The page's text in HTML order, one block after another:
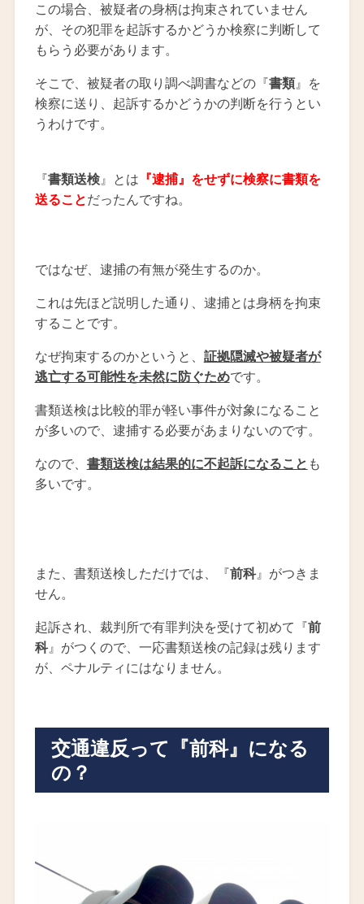
この場合、被疑者の身柄は拘束されていません
が、その犯罪を起訴するかどうか検察に判断して
もらう必要があります。
そこで、被疑者の取り調べ調書などの『書類』を
検察に送り、起訴するかどうかの判断を行うとい
うわけです。
『書類送検』とは 『逮捕』をせずに検察に書類を
送ることだったんですね。
ではなぜ、逮捕の有無が発生するのか。
これは先ほど説明した通り、逮捕とは身柄を拘束
することです。
なぜ拘束するのかというと、 証拠隠滅や被疑者が
逃亡する可能性を未然に防ぐためです。
書類送検は比較的罪が軽い事件が対象になること
が多いので、逮捕する必要があまりないのです。
なので、 書類送検は結果的に不起訴になること も
多いです。
また、書類送検しただけでは、『前科』がつきま
せん。
起訴され、裁判所で有罪判決を受けて初めて『前
科』がつくので、一応書類送検の記録は残ります
が、ペナルティにはなりません。
交通違反って『前科』になる
の？